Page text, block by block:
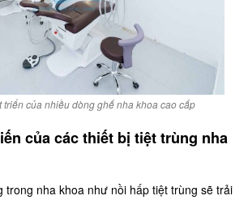
triển của nhiều dòng ghế nha khoa cao cấp
của các thiết bị tiệt trùng nha
trong nha khoa như nồi hấp tiệt trùng sẽ trải